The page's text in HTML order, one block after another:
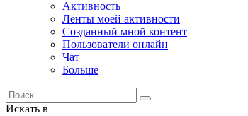
Активность
Ленты моей активности
Созданный мной контент
Пользователи онлайн
Чат
Больше
Искать в